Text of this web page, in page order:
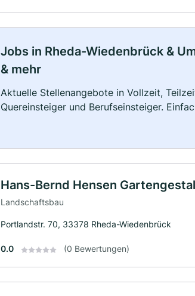
Jobs in Rheda-Wiedenbrück &
& mehr
Aktuelle Stellenangebote in Vollzeit,
Quereinsteiger und Berufseinsteiger.
Hans-Bernd Hensen
Landschaftsbau
Portlandstr. 70, 33378 Rheda-Wiedenbrück
0.0 (0 Bewertungen)